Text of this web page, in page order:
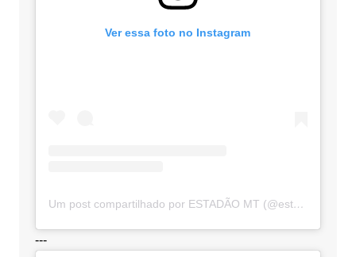
Ver essa foto no Instagram
Um post compartilhado por ESTADÃO MT (@estadaomt)
---